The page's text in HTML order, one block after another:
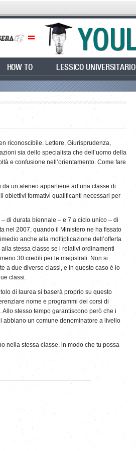
HOW TO LESSICO UNIVERSITARIO
riconoscibile. Lettere, Giurisprudenza,
sia dello specialista che dell’uomo della
e confusione nell’orientamento. Come fare
un ateneo appartiene ad una classe di
obiettivi formativi qualificanti necessari per
di durata biennale – e 7 a ciclo unico – di
nel 2007, quando il Ministero ne ha fissato
anche alla moltiplicazione dell’offerta
stessa classe se i relativi ordinamenti
30 crediti per le magistrali. Non si
a due diverse classi, e in questo caso è lo
classi.
di laurea si baserà proprio su questo
nome e programmi dei corsi di
stesso tempo garantiscono però che i
abbiano un comune denominatore a livello
nella stessa classe, in modo che tu possa